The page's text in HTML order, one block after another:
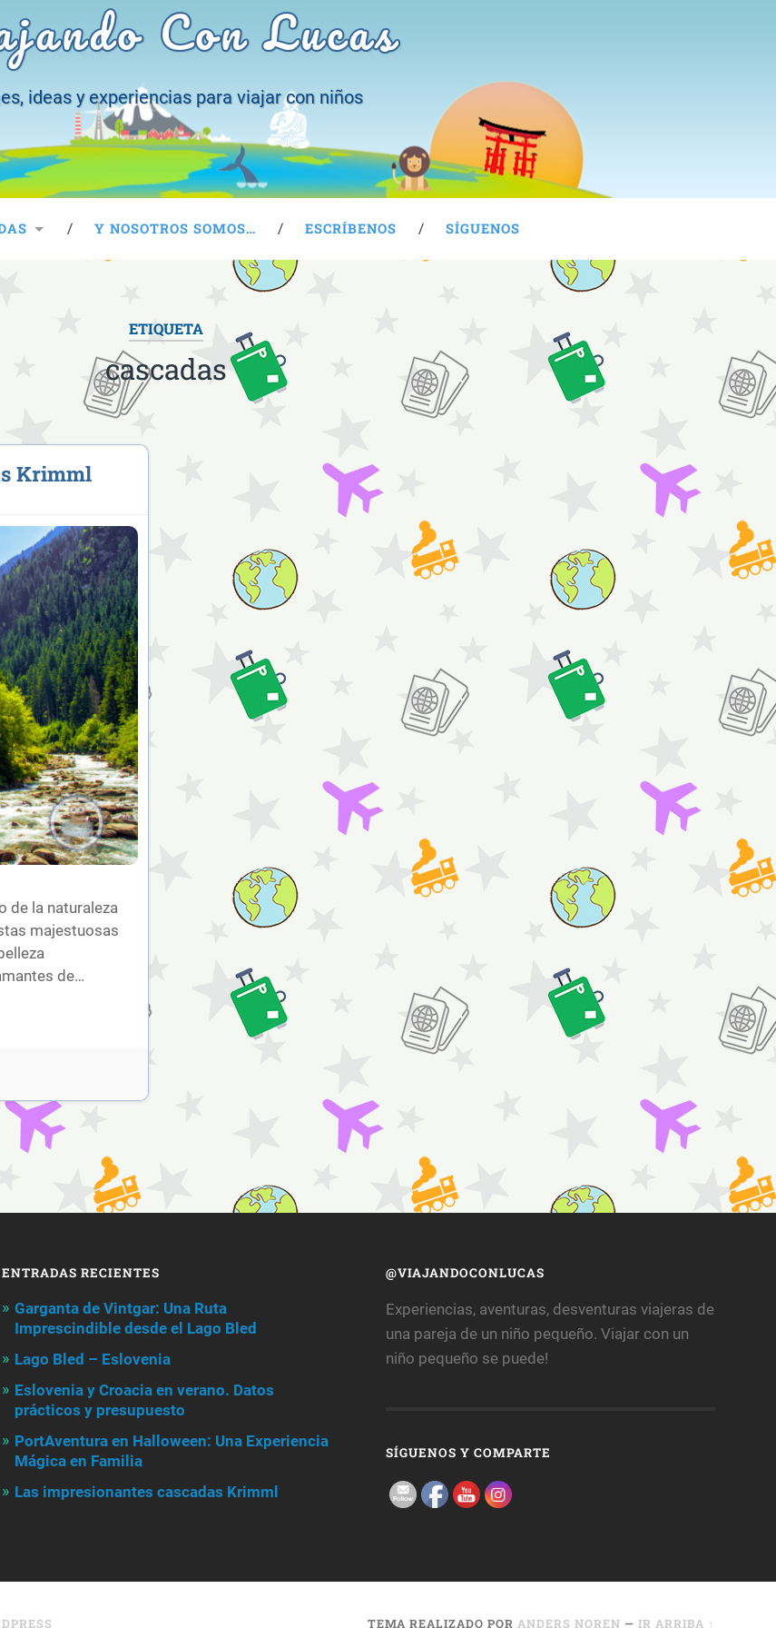
Con Lucas
ideas y experiencias para viajar con niños
Y NOSOTROS SOMOS… ESCRÍBENOS SÍGUENOS
ETIQUETA
cascadas
Krimml
de la naturaleza
majestuosas
de…
ENTRADAS RECIENTES
Garganta de Vintgar: Una Ruta
Imprescindible desde el Lago Bled
Lago Bled – Eslovenia
Eslovenia y Croacia en verano. Datos
prácticos y presupuesto
PortAventura en Halloween: Una Experiencia
Mágica en Familia
Las impresionantes cascadas Krimml
@VIAJANDOCONLUCAS
Experiencias, aventuras, desventuras viajeras de
una pareja de un niño pequeño. Viajar con un
niño pequeño se puede!
SÍGUENOS Y COMPARTE
TEMA REALIZADO POR ANDERS NOREN — IR ARRIBA ↑